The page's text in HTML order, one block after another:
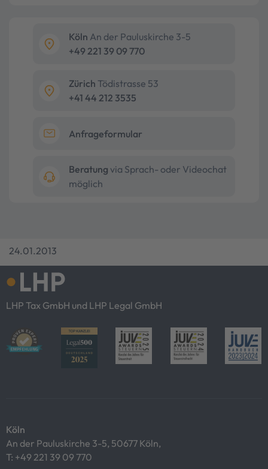
Köln An der Pauluskirche 3-5
+49 221 39 09 770
Zürich Tödistrasse 53
+41 44 212 3535
Anfrageformular
Beratung via Sprach- oder Videochat
möglich
24.01.2013
LHP Tax GmbH und LHP Legal GmbH
Köln
An der Pauluskirche 3-5, 50677 Köln,
T: +49 221 39 09 770